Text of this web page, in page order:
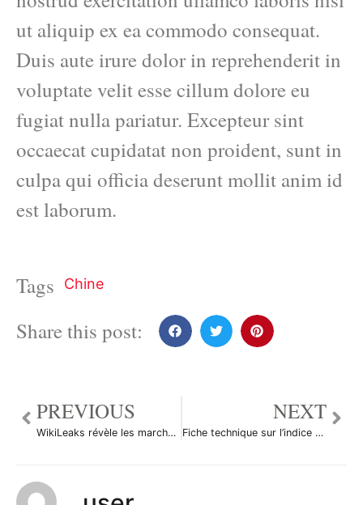
ut aliquip ex ea commodo consequat.
Duis aute irure dolor in reprehenderit in
voluptate velit esse cillum dolore eu
fugiat nulla pariatur. Excepteur sint
occaecat cupidatat non proident, sunt in
culpa qui officia deserunt mollit anim id
est laborum.
Tags Chine
Share this post:
PREVIOUS
WikiLeaks révèle les marchandages des banques centrales
NEXT
Fiche technique sur l’indice Halifax du Royaume-Uni